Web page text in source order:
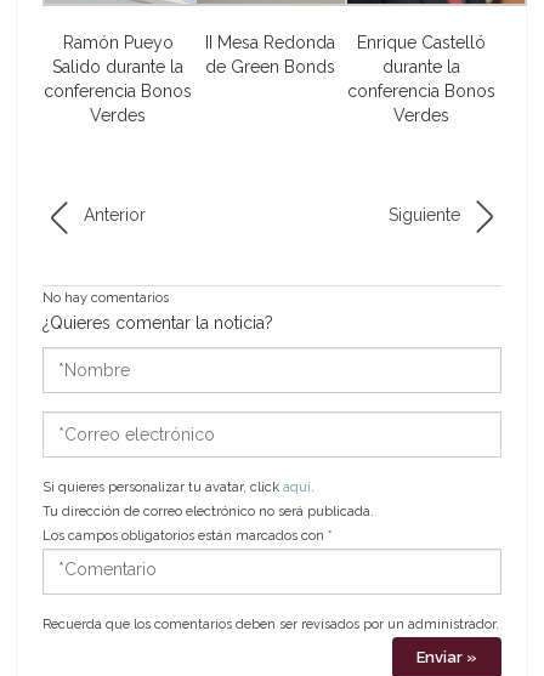
Ramón Pueyo
Salido durante la
conferencia Bonos
Verdes
II Mesa Redonda
de Green Bonds
Enrique Castelló
durante la
conferencia Bonos
Verdes
Anterior Siguiente
No hay comentarios
¿Quieres comentar la noticia?
*Nombre
*Correo
electrónico
Si quieres personalizar tu avatar, click aquí.
Tu dirección de correo electrónico no será publicada.
Los campos obligatorios están marcados con *
*Comentario
Recuerda que los comentarios deben ser revisados por un administrador.